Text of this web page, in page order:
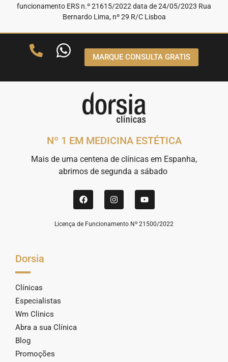
funcionamento ERS n.º 21615/2022 data de 24/05/2023 Rua
Bernardo Lima, nº 29 R/C Lisboa
MARQUE CONSULTA GRATIS
Nº 1 EM MEDICINA ESTÉTICA
Mais de uma centena de clínicas em Espanha,
abrimos de segunda a sábado
Licença de Funcionamento Nº 21500/2022
Dorsia
Clínicas
Especialistas
Wm Clinics
Abra a sua Clínica
Blog
Promoções